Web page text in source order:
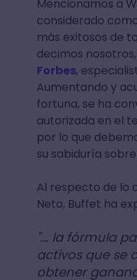
Mencionamos a
considerado
más exitosos de
decimos
Forbes,
Aumentando y
fortuna, se ha
autorizada en el
por lo que
su sabiduría
Al respecto de lo
Neto, Buffet ha
"... la fórmula
activos que se
obtener